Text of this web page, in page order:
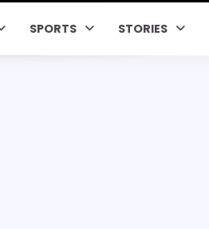
SPORTS STORIES